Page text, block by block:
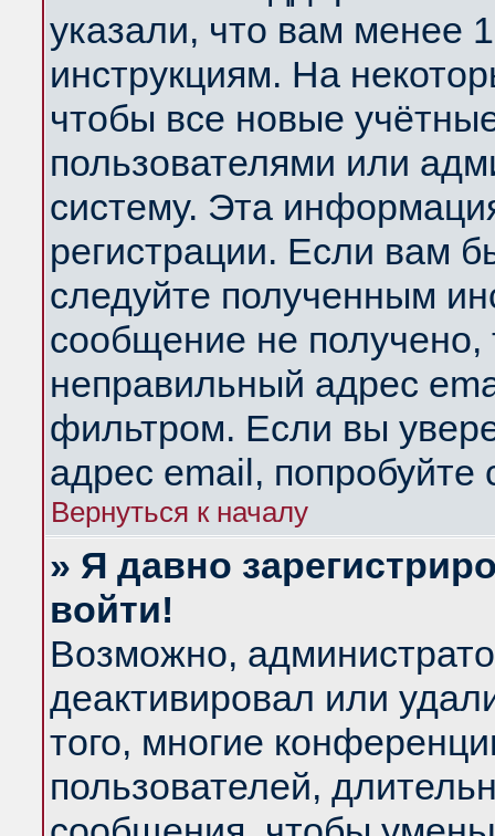
указали, что вам менее
инструкциям. На
чтобы все новые
пользователями или
систему. Эта
регистрации. Если вам
следуйте полученным
сообщение не получено,
неправильный адрес
фильтром. Если вы
адрес email, попробуйте
Вернуться к началу
» Я давно
войти!
Возможно,
деактивировал или
того, многие
пользователей,